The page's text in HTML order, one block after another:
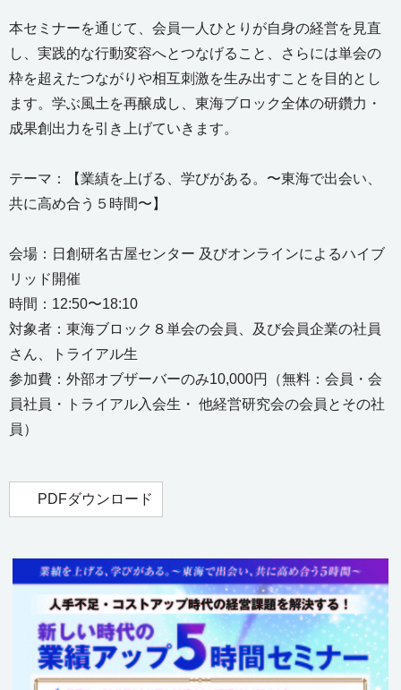
本セミナーを通じて、会員一人ひとりが自身の経営を見直
し、実践的な行動変容へとつなげること、さらには単会の
枠を超えたつながりや相互刺激を生み出すことを目的とし
ます。学ぶ風土を再醸成し、東海ブロック全体の研鑽力・
成果創出力を引き上げていきます。
テーマ：【業績を上げる、学びがある。〜東海で出会い、
共に高め合う５時間〜】
会場：日創研名古屋センター 及びオンラインによるハイブ
リッド開催
時間：12:50〜18:10
対象者：東海ブロック８単会の会員、及び会員企業の社員
さん、トライアル生
参加費：外部オブザーバーのみ10,000円（無料：会員・会
員社員・トライアル入会生・ 他経営研究会の会員とその社
員）
PDFダウンロード